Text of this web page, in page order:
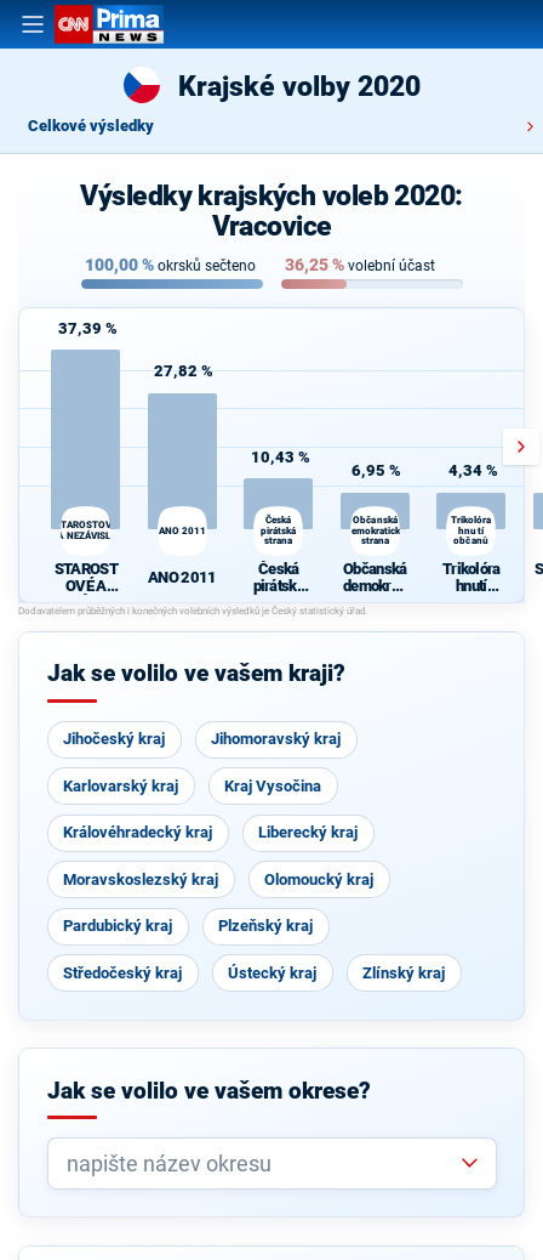
Krajské volby 2020
Celkové výsledky
Výsledky krajských voleb 2020:
Vracovice
100,00% okrsků sečteno 36,25% volební účast
37,39 %
STAROSTOVÉ
A NEZÁVISLÍ
STAROST
OVÉ A
NEZÁVISL
Í
27,82 %
ANO 2011
ANO 2011
10,43 %
Česká
pirátská
strana
Česká
pirátská
strana
6,95 %
Občanská
demokratická
strana
Občanská
demokrati
cká strana
4,34 %
Trikolóra
hnutí
občanů
Trikolóra
hnutí
občanů
Jak se volilo ve vašem kraji?
Jihočeský kraj Jihomoravský kraj
Karlovarský kraj Kraj Vysočina
Královéhradecký kraj Liberecký kraj
Moravskoslezský kraj Olomoucký kraj
Pardubický kraj Plzeňský kraj
Středočeský kraj Ústecký kraj Zlínský kraj
Jak se volilo ve vašem okrese?